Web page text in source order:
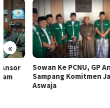
«
Sowan Ke PCNU, GP Ansor
Sampang Komitmen Jaga